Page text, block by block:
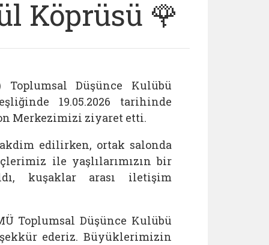
Köprüsü 🌹
Toplumsal Düşünce Kulübü
19.05.2026 tarihinde
Merkezimizi ziyaret etti.
edilirken, ortak salonda
ile yaşlılarımızın bir
kuşaklar arası iletişim
Toplumsal Düşünce Kulübü
ederiz. Büyüklerimizin